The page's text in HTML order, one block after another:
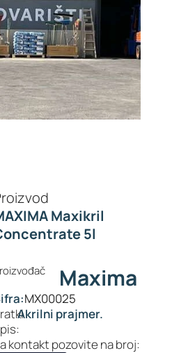
Maxikril
5l
Maxima
MX00025
Akrilni prajmer.
kontakt pozovite na broj: